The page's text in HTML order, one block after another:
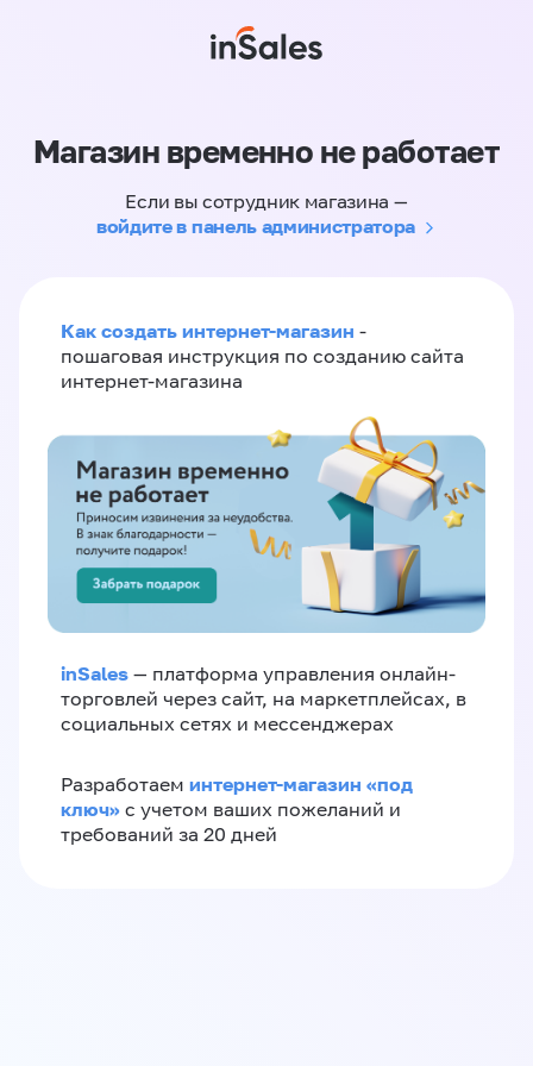
Магазин временно не работает
Если вы сотрудник магазина —
войдите в панель администратора
Как создать интернет-магазин -
пошаговая инструкция по созданию сайта
интернет-магазина
inSales — платформа управления онлайн-
торговлей через сайт, на маркетплейсах, в
социальных сетях и мессенджерах
Разработаем интернет-магазин «‎под
ключ»‎ с учетом ваших пожеланий и
требований за 20 дней